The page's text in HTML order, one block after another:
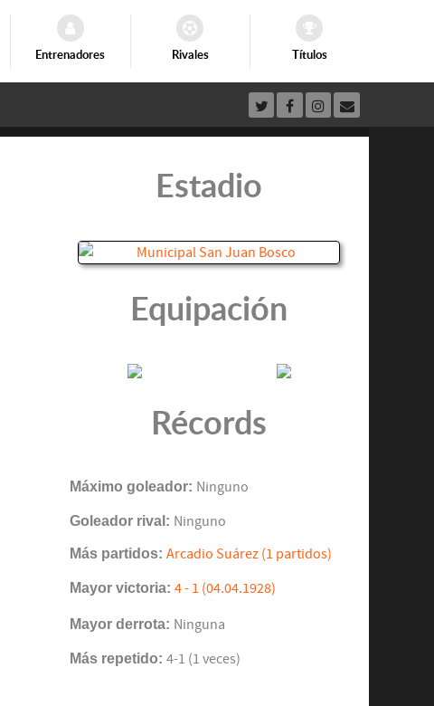
Entrenadores Rivales Títulos
Estadio
Equipación
Récords
Máximo goleador: Ninguno
Goleador rival: Ninguno
Más partidos: Arcadio Suárez (1 partidos)
Mayor victoria: 4 - 1 (04.04.1928)
Mayor derrota: Ninguna
Más repetido: 4-1 (1 veces)